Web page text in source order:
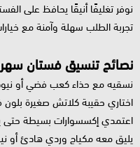
نوفر تغليفًا أنيقًا يحافظ على
تجربة الطلب سهلة وآمنة مع
نصائح تنسيق فستان
نسقيه مع حذاء كعب فضي أو نيود
اختاري حقيبة كلاتش صغيرة
اعتمدي إكسسوارات بسيطة حتى
يليق معه مكياج وردي هادئ أو